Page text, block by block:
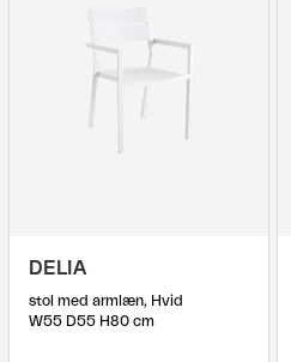
DELIA
stol med armlæn, Hvid
W55 D55 H80 cm